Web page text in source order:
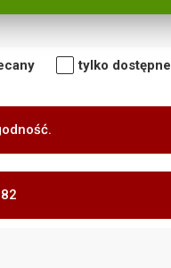
tylko dostępne